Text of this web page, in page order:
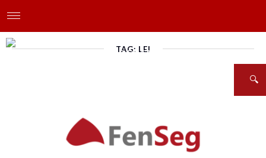
TAG: LEI